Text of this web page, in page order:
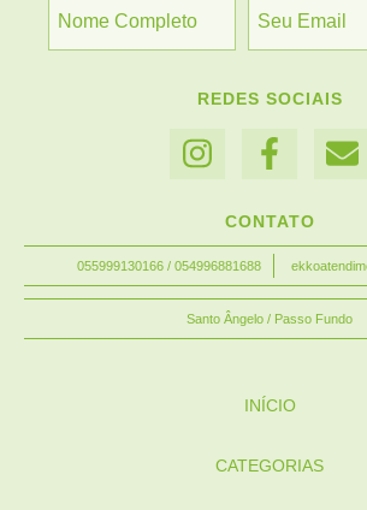
REDES SOCIAIS
CONTATO
055999130166 / 054996881688
Santo Ângelo / Passo Fundo
INÍCIO
CATEGORIAS